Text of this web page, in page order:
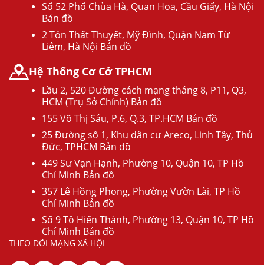
Số 52 Phố Chùa Hà, Quan Hoa, Cầu Giấy, Hà Nội
Bản đồ
2 Tôn Thất Thuyết, Mỹ Đình, Quận Nam Từ
Liêm, Hà Nội Bản đồ
Hệ Thống Cơ Cở TPHCM
Lầu 2, 520 Đường cách mạng tháng 8, P11, Q3,
HCM (Trụ Sở Chính) Bản đồ
155 Võ Thị Sáu, P.6, Q.3, TP.HCM Bản đồ
25 Đường số 1, Khu dân cư Areco, Linh Tây, Thủ
Đức, TPHCM Bản đồ
449 Sư Vạn Hạnh, Phường 10, Quận 10, TP Hồ
Chí Minh Bản đồ
357 Lê Hồng Phong, Phường Vườn Lài, TP Hồ
Chí Minh Bản đồ
Số 9 Tô Hiến Thành, Phường 13, Quận 10, TP Hồ
Chí Minh Bản đồ
THEO DÕI MẠNG XÃ HỘI